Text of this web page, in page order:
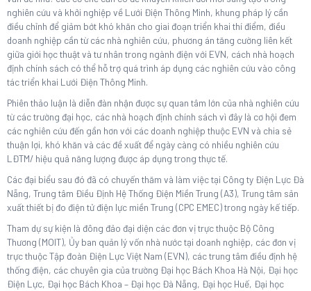
nghiên cứu và khởi nghiệp về Lưới Điện Thông Minh, khung pháp lý cần
điều chỉnh để giảm bớt khó khăn cho giai đoạn triển khai thí điểm, điều
doanh nghiệp cần từ các nhà nghiên cứu, phương án tăng cường liên kết
giữa giới học thuật và tư nhân trong ngành điện với EVN, cách nhà hoạch
định chính sách có thể hỗ trợ quá trình áp dụng các nghiên cứu vào công
tác triển khai Lưới Điện Thông Minh.
Phiên thảo luận là diễn đàn nhận được sự quan tâm lớn của nhà nghiên cứu
từ các trường đại học, các nhà hoạch định chính sách vì đây là cơ hội đem
các nghiên cứu đến gần hơn với các doanh nghiệp thuộc EVN và chia sẻ
thuận lợi, khó khăn và các đề xuất để ngày càng có nhiều nghiên cứu
LĐTM/ hiệu quả năng lượng được áp dụng trong thực tế.
Các đại biểu sau đó đã có chuyến thăm và làm việc tại Công ty Điện Lực Đà
Nẵng, Trung tâm Điều Định Hệ Thống Điện Miền Trung (A3), Trung tâm sản
xuất thiết bị đo điện tử điện lực miền Trung (CPC EMEC) trong ngày kế tiếp.
Tham dự sự kiện là đông đảo đại diện các đơn vị trực thuộc Bộ Công
Thương (MOIT), Ủy ban quản lý vốn nhà nước tại doanh nghiệp, các đơn vị
trực thuộc Tập đoàn Điện Lực Việt Nam (EVN), các trung tâm điều định hệ
thống điện, các chuyên gia của trường Đại học Bách Khoa Hà Nội, Đại học
Điện Lực, Đại học Bách Khoa – Đại học Đà Nẵng, Đại học Huế, Đại học